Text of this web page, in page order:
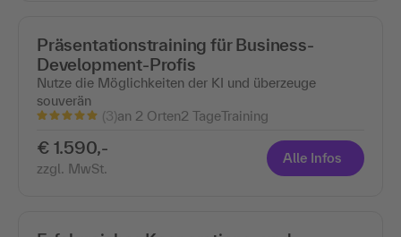
Präsentationstraining für Business-
Development-Profis
Nutze die Möglichkeiten der KI und überzeuge
souverän
(3)an 2 Orten2 TageTraining
€ 1.590,-
zzgl. MwSt.
Alle Infos